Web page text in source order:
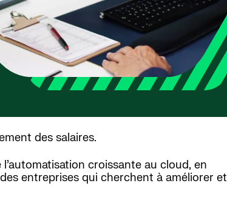
des salaires.
croissante au cloud, en
entreprises qui cherchent à améliorer et